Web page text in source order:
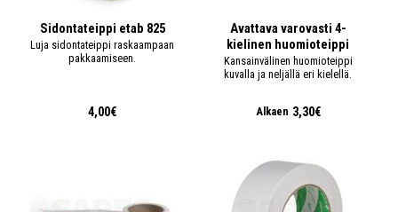
Sidontateippi etab 825
Luja sidontateippi raskaampaan
pakkaamiseen.
4,00€
Avattava varovasti 4-
kielinen huomioteippi
Kansainvälinen huomioteippi
kuvalla ja neljällä eri kielellä.
Alkaen 3,30€